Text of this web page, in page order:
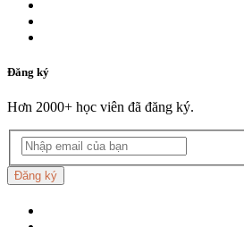
Đăng ký
Hơn 2000+ học viên đã đăng ký.
Đăng ký